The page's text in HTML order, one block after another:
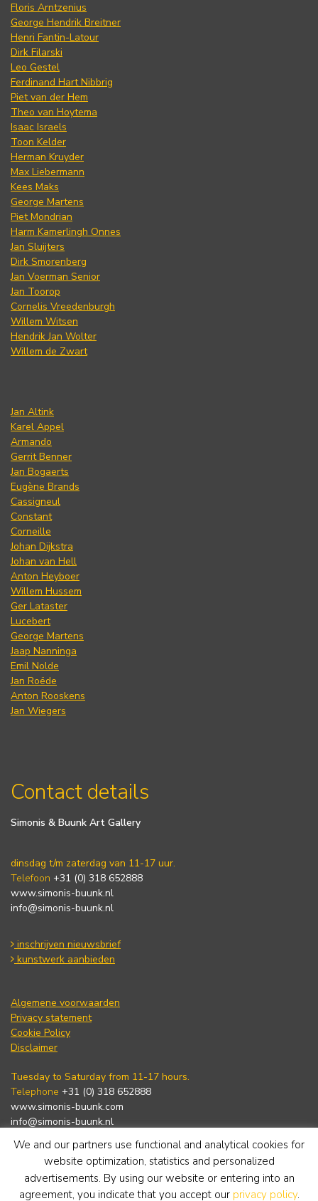
Floris Arntzenius
George Hendrik Breitner
Henri Fantin-Latour
Dirk Filarski
Leo Gestel
Ferdinand Hart Nibbrig
Piet van der Hem
Theo van Hoytema
Isaac Israels
Toon Kelder
Herman Kruyder
Max Liebermann
Kees Maks
George Martens
Piet Mondrian
Harm Kamerlingh Onnes
Jan Sluijters
Dirk Smorenberg
Jan Voerman Senior
Jan Toorop
Cornelis Vreedenburgh
Willem Witsen
Hendrik Jan Wolter
Willem de Zwart
Jan Altink
Karel Appel
Armando
Gerrit Benner
Jan Bogaerts
Eugène Brands
Cassigneul
Constant
Corneille
Johan Dijkstra
Johan van Hell
Anton Heyboer
Willem Hussem
Ger Lataster
Lucebert
George Martens
Jaap Nanninga
Emil Nolde
Jan Roëde
Anton Rooskens
Jan Wiegers
Contact details
Simonis & Buunk Art Gallery
dinsdag t/m zaterdag van 11-17 uur.
Telefoon +31 (0) 318 652888
www.simonis-buunk.nl
info@simonis-buunk.nl
inschrijven nieuwsbrief
kunstwerk aanbieden
Algemene voorwaarden
Privacy statement
Cookie Policy
Disclaimer
Tuesday to Saturday from 11-17 hours.
Telephone +31 (0) 318 652888
www.simonis-buunk.com
info@simonis-buunk.nl
subscribe to newsletter
We and our partners use functional and analytical cookies for
website optimization, statistics and personalized
advertisements. By using our website or entering into an
agreement, you indicate that you accept our privacy policy.